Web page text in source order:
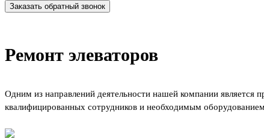
Заказать обратный звонок
Ремонт элеваторов
Одним из направлений деятельности нашей компании является
квалифицированных сотрудников и необходимым